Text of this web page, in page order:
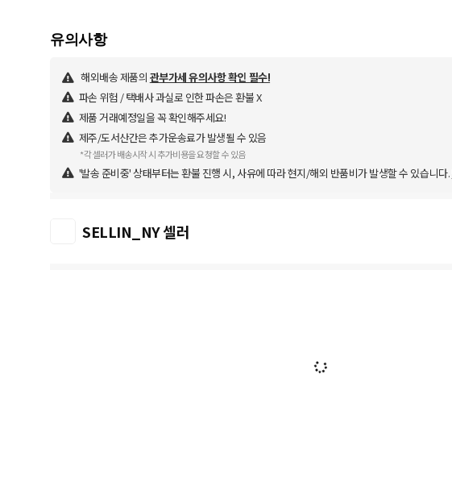
유의사항
해외배송 제품의 관부가세 유의사항 확인 필수!
파손 위험 / 택배사 과실로 인한 파손은 환불 X
제품 거래예정일을 꼭 확인해주세요!
제주/도서산간은 추가운송료가 발생될 수 있음
*각 셀러가 배송시작 시 추가비용을 요청할 수 있음
'발송 준비중' 상태부터는 환불 진행 시, 사유에 따라 현지/해외 반품비가 발생할 수 있습니다.
SELLIN_NY 셀러